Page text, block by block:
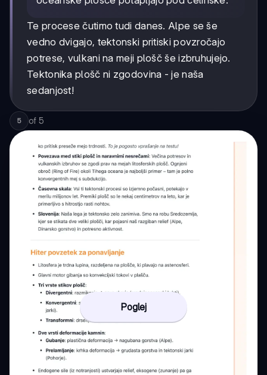
Te procese čutimo tudi danes. Alpe se še
vedno dvigajo, tektonski pritiski povzročajo
potrese, vulkani na meji plošč še izbruhujejo.
Tektonika plošč ni zgodovina - je naša
sedanjost!
5 of 5
Poglej